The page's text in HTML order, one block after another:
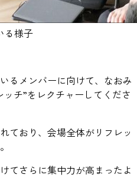
る様子
るメンバーに向けて、なおみ
チ”をレクチャーしてくださ
ており、会場全体がリフレッ
てさらに集中力が高まったよ